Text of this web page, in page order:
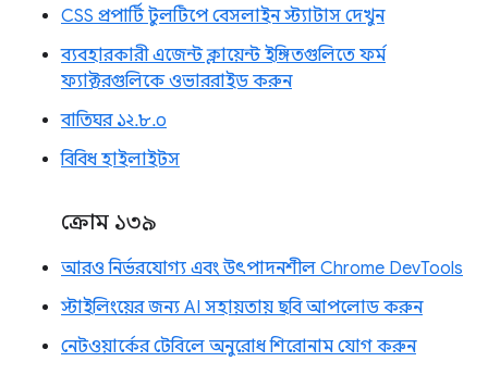
CSS প্রপার্টি টুলটিপে বেসলাইন স্ট্যাটাস দেখুন
ব্যবহারকারী এজেন্ট ক্লায়েন্ট ইঙ্গিতগুলিতে ফর্ম
ফ্যাক্টরগুলিকে ওভাররাইড করুন
বাতিঘর ১২.৮.০
বিবিধ হাইলাইটস
ক্রোম ১৩৯
আরও নির্ভরযোগ্য এবং উৎপাদনশীল Chrome DevTools
স্টাইলিংয়ের জন্য AI সহায়তায় ছবি আপলোড করুন
নেটওয়ার্কের টেবিলে অনুরোধ শিরোনাম যোগ করুন